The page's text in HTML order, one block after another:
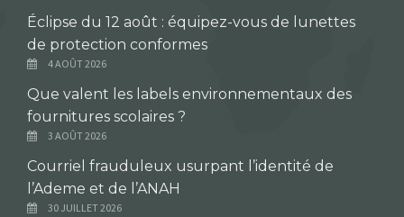
Éclipse du 12 août : équipez-vous de lunettes
de protection conformes
4 AOÛT 2026
Que valent les labels environnementaux des
fournitures scolaires ?
3 AOÛT 2026
Courriel frauduleux usurpant l’identité de
l’Ademe et de l’ANAH
30 JUILLET 2026